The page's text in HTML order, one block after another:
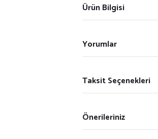
Ürün Bilgisi
Yorumlar
Taksit Seçenekleri
Önerileriniz